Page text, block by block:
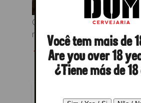
Cogumelos Paris cortados pra
manteiga
← Anterior Próximo →
Você tem mais de
Are you over 18
¿Tiene más de